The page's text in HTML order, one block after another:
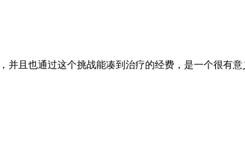
且也通过这个挑战能凑到治疗的经费，是一个很有